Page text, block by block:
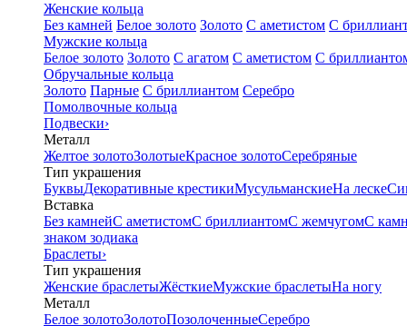
Женские кольца
Без камней Белое золото Золото С аметистом С
Мужские кольца
Белое золото Золото С агатом С аметистом С
Обручальные кольца
Золото Парные С бриллиантом Серебро
Помолвочные кольца
Подвески›
Металл
Желтое золотоЗолотыеКрасное золотоСеребряные
Тип украшения
БуквыДекоративные крестикиМусульманскиеНа леске
Вставка
Без камнейС аметистомС бриллиантомС жемчугомС
знаком зодиака
Браслеты›
Тип украшения
Женские браслетыЖёсткиеМужские браслетыНа ногу
Металл
Белое золотоЗолотоПозолоченныеСеребро